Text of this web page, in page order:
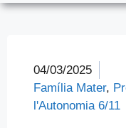
04/03/2025
Família Mater,
l'Autonomia 6/11